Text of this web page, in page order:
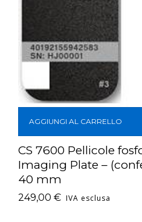
AGGIUNGI AL CARRELLO
CS 7600 Pellicole
Imaging Plate –
40 mm
249,00 € IVA esclusa